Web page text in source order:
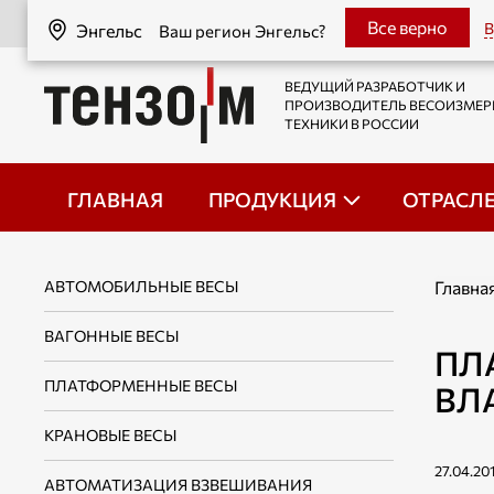
Энгельс Ваш регион Энгельс?
Энгельс Все верно
ВЕДУЩИЙ РАЗРАБОТЧИК И
ПРОИЗВОДИТЕЛЬ
ТЕХНИКИ В РОССИИ
ГЛАВНАЯ ПРОДУКЦИЯ
АВТОМОБИЛЬНЫЕ ВЕСЫ
ВАГОННЫЕ ВЕСЫ
ПЛАТФОРМЕННЫЕ ВЕСЫ
КРАНОВЫЕ ВЕСЫ
АВТОМАТИЗАЦИЯ ВЗВЕШИВАНИЯ